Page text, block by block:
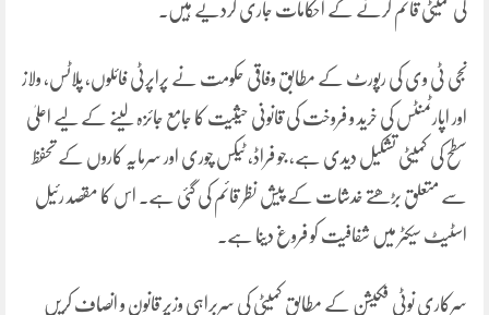
کی کمیٹی قائم کرنے کے احکامات جاری کردیے ہیں۔
نجی ٹی وی کی رپورٹ کے مطابق وفاقی حکومت نے پراپرٹی فائلوں، پلاٹس، ولاز
اور اپارٹمنٹس کی خرید و فروخت کی قانونی حیثیت کا جامع جائزہ لینے کے لیے اعلیٰ
سطح کی کمیٹی تشکیل دیدی ہے، جو فراڈ، ٹیکس چوری اور سرمایہ کاروں کے تحفظ
سے متعلق بڑھتے خدشات کے پیش نظر قائم کی گئی ہے۔ اس کا مقصد رئیل
اسٹیٹ سیکٹر میں شفافیت کو فروغ دینا ہے۔
سرکاری نوٹی فکیشن کے مطابق کمیٹی کی سربراہی وزیر قانون و انصاف کریں